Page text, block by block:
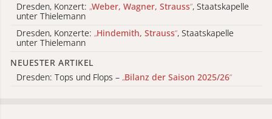
Dresden, Konzert: „Weber, Wagner, Strauss“, Staatskapelle
unter Thielemann
Dresden, Konzerte: „Hindemith, Strauss“, Staatskapelle
unter Thielemann
NEUESTER ARTIKEL
Dresden: Tops und Flops – „Bilanz der Saison 2025/26“